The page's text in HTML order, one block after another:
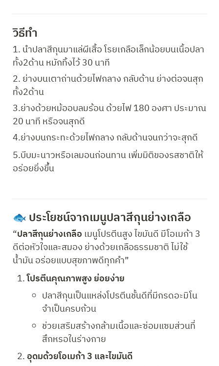
วิธีทำ
1. นำปลาสีกุนมาแล่ผีเสื้อ โรยเกลือเล็กน้อยบนเนื้อปลา
ทั้ง2ด้าน หมักทิ้งไว้ 30 นาที
2. ย่างบนเตาถ่านด้วยไฟกลาง กลับด้าน ย่างต่อจนสุก
ทั้ง2ด้าน
3.ย่างด้วยหม้ออบลมร้อน ด้วยไฟ 180 องศา ประมาณ
20 นาที หรือจนสุกดี
4.ย่างบนกระทะด้วยไฟกลาง กลับด้านจนกว่าจะสุกดี
5.บีบมะนาวหรือเลมอนก่อนทาน เพิ่มมิติของรสชาติให้
อร่อยยิ่งขึ้น
🐟 ประโยชน์จากเมนูปลาสีกุนย่างเกลือ
“ปลาสีกุนย่างเกลือ เมนูโปรตีนสูง ไขมันดี มีโอเมก้า 3
ดีต่อหัวใจและสมอง ย่างด้วยเกลือธรรมชาติ ไม่ใช้
น้ำมัน อร่อยแบบสุขภาพดีทุกคำ”
โปรตีนคุณภาพสูง ย่อยง่าย
ปลาสีกุนเป็นแหล่งโปรตีนชั้นดีที่มีกรดอะมิโน
จำเป็นครบถ้วน
ช่วยเสริมสร้างกล้ามเนื้อและซ่อมแซมส่วนที่
สึกหรอในร่างกาย
อุดมด้วยโอเมก้า 3 และไขมันดี